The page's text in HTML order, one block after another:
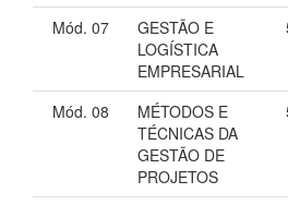
Mód. 07
GESTÃO E
LOGÍSTICA
EMPRESARIAL
Mód. 08
MÉTODOS E
TÉCNICAS DA
GESTÃO DE
PROJETOS